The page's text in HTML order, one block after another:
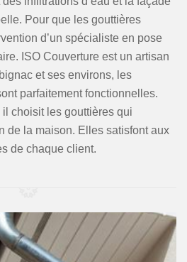
Pour que les gouttières
d’un spécialiste en pose
ISO Couverture est un artisan
et ses environs, les
parfaitement fonctionnelles.
choisit les gouttières qui
de la maison. Elles satisfont aux
de chaque client.